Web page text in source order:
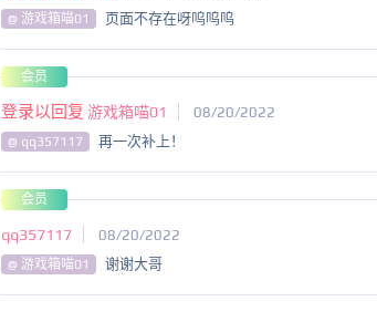
@ 游戏箱喵01 页面不存在呀呜呜呜
会员
登录以回复 游戏箱喵01 08/20/2022
@ qq357117 再一次补上！
会员
qq357117 08/20/2022
@ 游戏箱喵01 谢谢大哥